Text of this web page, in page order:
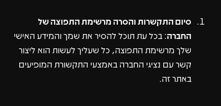
סיום התקשרות והסרה מרשימת התפוצה של
החברה: בכל עת תוכל להסיר את שמך והמידע האישי
שלך מרשימת התפוצה, כל שעליך לעשות הוא ליצור
קשר עם נציגי החברה באמצעי התקשורת המופיעים
באתר זה.